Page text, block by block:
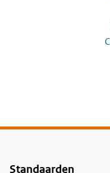
Standaarden